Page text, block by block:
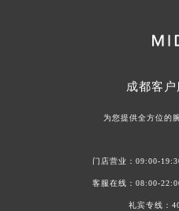
美度手表表蒙起雾：池塘边的专业呵
美度手表表带磨损该如何修复？
成都客户
为您提供全方位的
门店营业：09:00-
客服在线：08:00-
礼宾专线：